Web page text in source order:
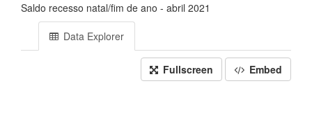
Saldo recesso natal/fim de ano - abril 2021
Data Explorer
Fullscreen Embed